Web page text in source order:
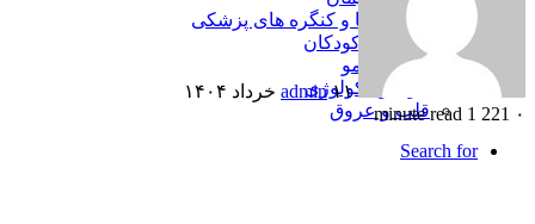
همایش ها و کنگره های پزشکی
اطفال و کودکان
پوست و مو
خون و انکولوژی
قلب و عروق
Search for
admin ۱۱ خرداد ۱۴۰۴
۰
1 minute read